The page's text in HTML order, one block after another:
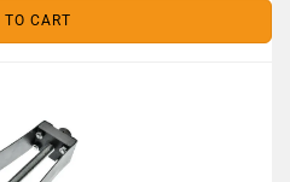
TO CART